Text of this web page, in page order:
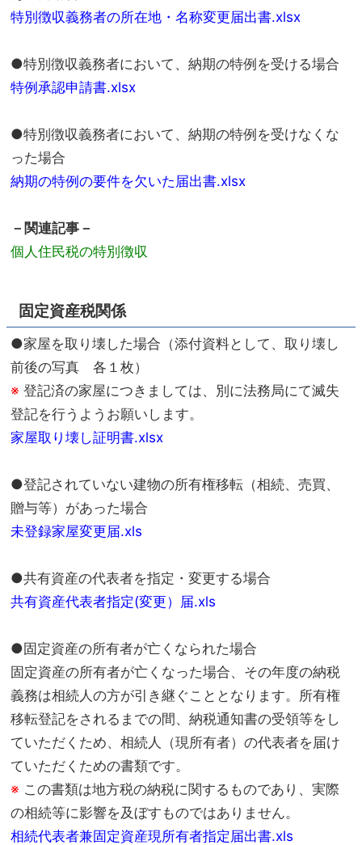
特別徴収義務者の所在地・名称変更届出書.xlsx
●特別徴収義務者において、納期の特例を受ける場合
特例承認申請書.xlsx
●特別徴収義務者において、納期の特例を受けなくな
った場合
納期の特例の要件を欠いた届出書.xlsx
－関連記事－
個人住民税の特別徴収
固定資産税関係
●家屋を取り壊した場合（添付資料として、取り壊し
前後の写真 各１枚）
※ 登記済の家屋につきましては、別に法務局にて滅失
登記を行うようお願いします。
家屋取り壊し証明書.xlsx
●登記されていない建物の所有権移転（相続、売買、
贈与等）があった場合
未登録家屋変更届.xls
●共有資産の代表者を指定・変更する場合
共有資産代表者指定(変更）届.xls
●固定資産の所有者が亡くなられた場合
固定資産の所有者が亡くなった場合、その年度の納税
義務は相続人の方が引き継ぐこととなります。所有権
移転登記をされるまでの間、納税通知書の受領等をし
ていただくため、相続人（現所有者）の代表者を届け
ていただくための書類です。
※ この書類は地方税の納税に関するものであり、実際
の相続等に影響を及ぼすものではありません。
相続代表者兼固定資産現所有者指定届出書.xls